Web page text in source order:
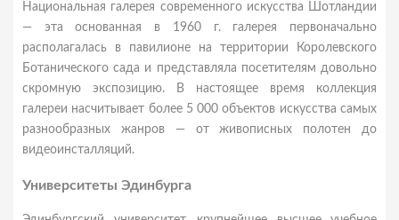
Национальная галерея современного искусства Шотландии
— эта основанная в 1960 г. галерея первоначально
располагалась в павилионе на территории Королевского
Ботанического сада и представляла посетителям довольно
скромную экспозицию. В настоящее время коллекция
галереи насчитывает более 5 000 объектов искусства самых
разнообразных жанров — от живописных полотен до
видеоинсталляций.
Университеты Эдинбурга